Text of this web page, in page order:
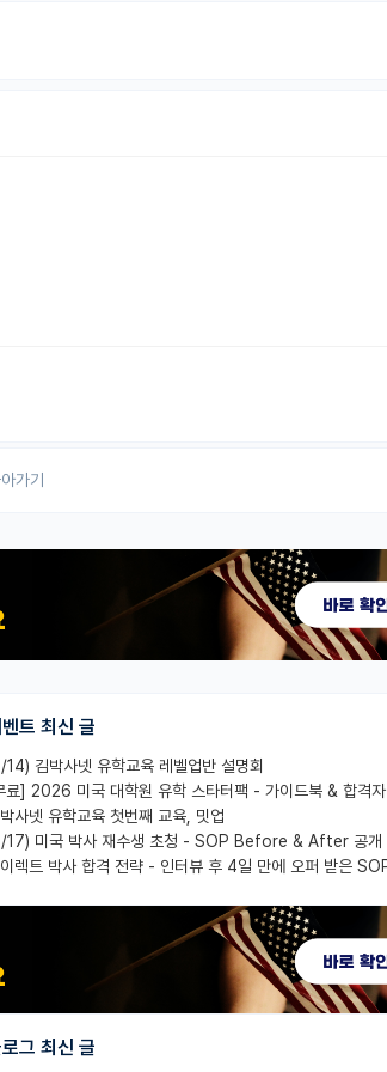
가기
트 최신 글
김박사넷 유학교육 레벨업반 설명회
사넷 유학교육 첫번째 교육, 밋업
17) 미국 박사 재수생 초청 - SOP Before & After 공개
렉트 박사 합격 전략 - 인터뷰 후 4일 만에 오퍼 받은
그 최신 글